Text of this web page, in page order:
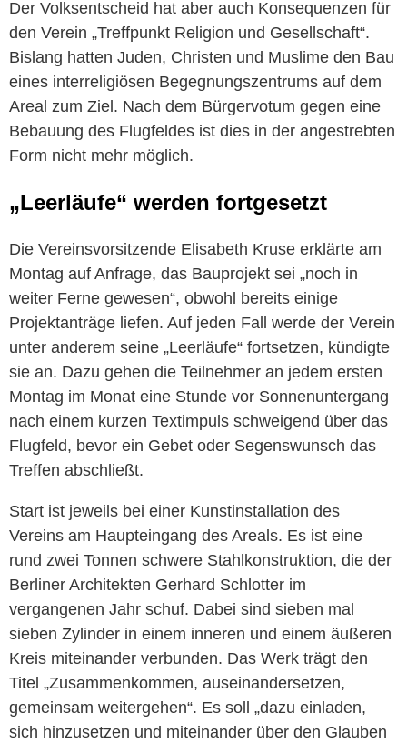
Der Volksentscheid hat aber auch Konsequenzen für
den Verein „Treffpunkt Religion und Gesellschaft“.
Bislang hatten Juden, Christen und Muslime den Bau
eines interreligiösen Begegnungszentrums auf dem
Areal zum Ziel. Nach dem Bürgervotum gegen eine
Bebauung des Flugfeldes ist dies in der angestrebten
Form nicht mehr möglich.
„Leerläufe“ werden fortgesetzt
Die Vereinsvorsitzende Elisabeth Kruse erklärte am
Montag auf Anfrage, das Bauprojekt sei „noch in
weiter Ferne gewesen“, obwohl bereits einige
Projektanträge liefen. Auf jeden Fall werde der Verein
unter anderem seine „Leerläufe“ fortsetzen, kündigte
sie an. Dazu gehen die Teilnehmer an jedem ersten
Montag im Monat eine Stunde vor Sonnenuntergang
nach einem kurzen Textimpuls schweigend über das
Flugfeld, bevor ein Gebet oder Segenswunsch das
Treffen abschließt.
Start ist jeweils bei einer Kunstinstallation des
Vereins am Haupteingang des Areals. Es ist eine
rund zwei Tonnen schwere Stahlkonstruktion, die der
Berliner Architekten Gerhard Schlotter im
vergangenen Jahr schuf. Dabei sind sieben mal
sieben Zylinder in einem inneren und einem äußeren
Kreis miteinander verbunden. Das Werk trägt den
Titel „Zusammenkommen, auseinandersetzen,
gemeinsam weitergehen“. Es soll „dazu einladen,
sich hinzusetzen und miteinander über den Glauben